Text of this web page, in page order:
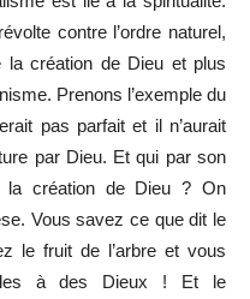
contre l’ordre naturel,
la création de Dieu et plus
Prenons l’exemple du
pas parfait et il n’aurait
par Dieu. Et qui par son
la création de Dieu ? On
Vous savez ce que dit le
le fruit de l’arbre et vous
à des Dieux ! Et le